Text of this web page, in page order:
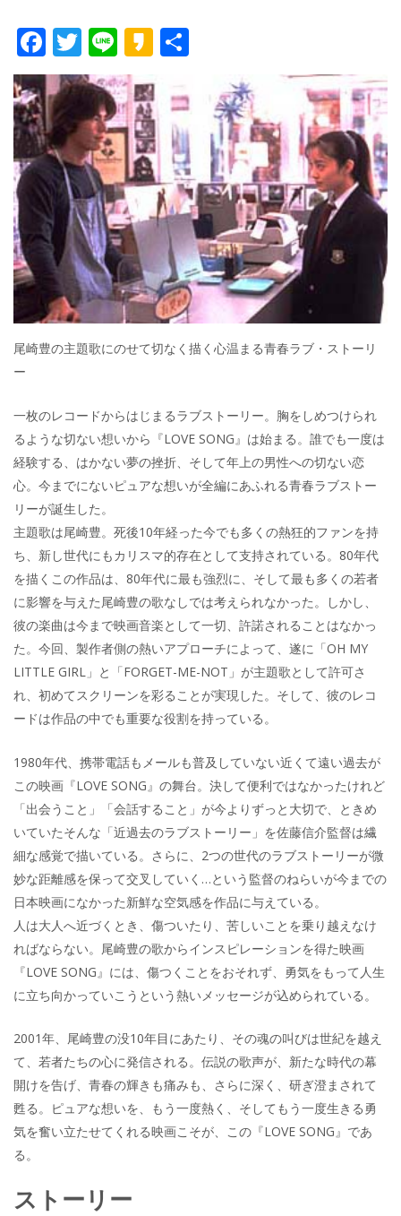
F
ac
e
b
o
o
k
T
w
itt
er
Li
n
e
K
a
k
a
o
尾崎豊の主題歌にのせて切なく描く心温まる青春ラブ・ストーリ
ー
一枚のレコードからはじまるラブストーリー。胸をしめつけられ
るような切ない想いから『LOVE SONG』は始まる。誰でも一度は
経験する、はかない夢の挫折、そして年上の男性への切ない恋
心。今までにないピュアな想いが全編にあふれる青春ラブストー
リーが誕生した。
主題歌は尾崎豊。死後10年経った今でも多くの熱狂的ファンを持
ち、新し世代にもカリスマ的存在として支持されている。80年代
を描くこの作品は、80年代に最も強烈に、そして最も多くの若者
に影響を与えた尾崎豊の歌なしでは考えられなかった。しかし、
彼の楽曲は今まで映画音楽として一切、許諾されることはなかっ
た。今回、製作者側の熱いアプローチによって、遂に「OH MY
LITTLE GIRL」と「FORGET-ME-NOT」が主題歌として許可さ
れ、初めてスクリーンを彩ることが実現した。そして、彼のレコ
ードは作品の中でも重要な役割を持っている。
1980年代、携帯電話もメールも普及していない近くて遠い過去が
この映画『LOVE SONG』の舞台。決して便利ではなかったけれど
「出会うこと」「会話すること」が今よりずっと大切で、ときめ
いていたそんな「近過去のラブストーリー」を佐藤信介監督は繊
細な感覚で描いている。さらに、2つの世代のラブストーリーが微
妙な距離感を保って交叉していく…という監督のねらいが今までの
日本映画になかった新鮮な空気感を作品に与えている。
人は大人へ近づくとき、傷ついたり、苦しいことを乗り越えなけ
ればならない。尾崎豊の歌からインスピレーションを得た映画
『LOVE SONG』には、傷つくことをおそれず、勇気をもって人生
に立ち向かっていこうという熱いメッセージが込められている。
2001年、尾崎豊の没10年目にあたり、その魂の叫びは世紀を越え
て、若者たちの心に発信される。伝説の歌声が、新たな時代の幕
開けを告げ、青春の輝きも痛みも、さらに深く、研ぎ澄まされて
甦る。ピュアな想いを、もう一度熱く、そしてもう一度生きる勇
気を奮い立たせてくれる映画こそが、この『LOVE SONG』であ
る。
ストーリー